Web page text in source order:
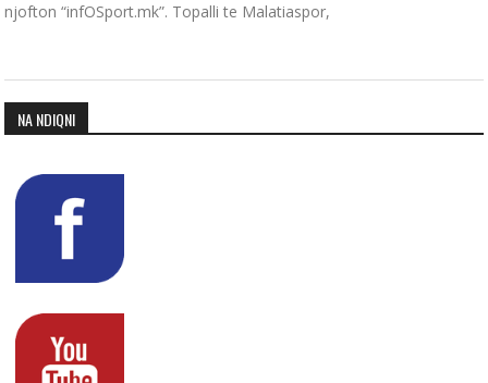
njofton “infOSport.mk”. Topalli te Malatiaspor,
NA NDIQNI